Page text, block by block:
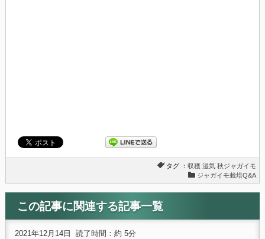
タグ ： 収穫 湿気 秋ジャガイモ
ジャガイモ栽培Q&A
この記事に関連する記事一覧
2021年12月14日 読了時間：約 5分